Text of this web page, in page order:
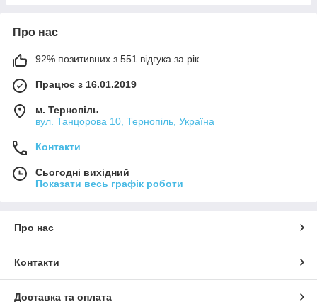
Про нас
92% позитивних з 551 відгука за рік
Працює з 16.01.2019
м. Тернопіль
вул. Танцорова 10, Тернопіль, Україна
Контакти
Сьогодні вихідний
Показати весь графік роботи
Про нас
Контакти
Доставка та оплата